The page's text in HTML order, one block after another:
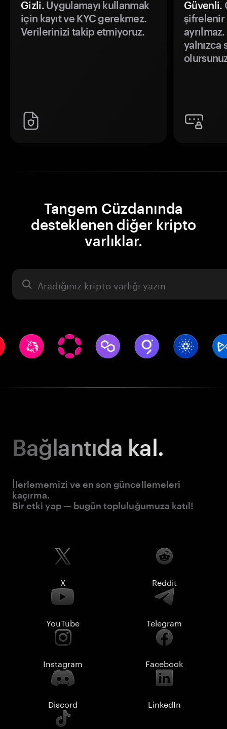
Gizli.Uygulamayı kullanmak
için kayıt ve KYC gerekmez.
Verilerinizi takip etmiyoruz.
Güvenli.
şifrelenir
yalnızca
Tangem Cüzdanında
desteklenen diğer kripto
varlıklar.
Varlık
Bağlantıda kal.
İlerlememizi ve en son güncellemeleri
kaçırma.
Bir etki yap — bugün topluluğumuza katıl!
X Reddit
YouTube Telegram
Instagram Facebook
Discord LinkedIn